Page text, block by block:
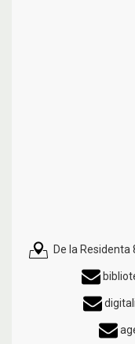
De la Residenta